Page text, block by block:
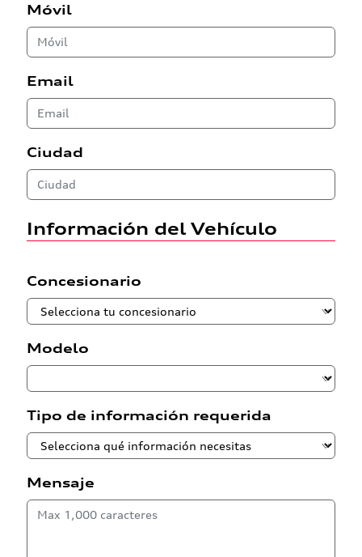
Móvil
Email
Ciudad
Información del Vehículo
Concesionario
Modelo
Tipo de información requerida
Mensaje